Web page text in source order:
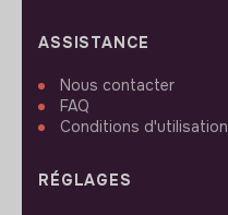
ASSISTANCE
Nous contacter
FAQ
Conditions d'utilisation
RÉGLAGES